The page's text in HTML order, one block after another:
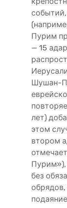
Пурим
— 15
Шушан-
лет)
этом
втором
Пурим»),
без
обрядов,